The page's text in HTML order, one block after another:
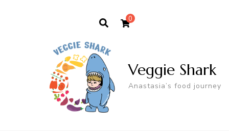
0
Veggie Shark
Anastasia’s food journey